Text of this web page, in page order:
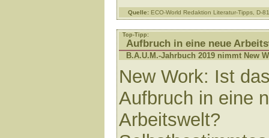
Quelle: ECO-World Redaktion Literatur-Tipps, D-
Top-Tipp:
Aufbruch in eine neue
B.A.U.M.-Jahrbuch 2019 nimmt New
New Work: Ist
Aufbruch in eine
Arbeitswelt?